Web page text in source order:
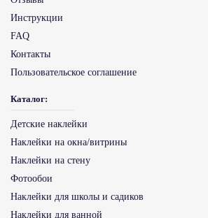
Инструкции
FAQ
Контакты
Пользовательское соглашение
Каталог:
Детские наклейки
Наклейки на окна/витрины
Наклейки на стену
Фотообои
Наклейки для школы и садиков
Наклейки для ванной